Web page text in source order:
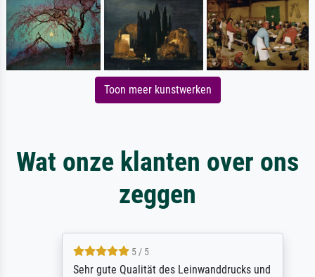
Toon meer kunstwerken
Wat onze klanten over ons
zeggen
5 / 5
Sehr gute Qualität des Leinwanddrucks und